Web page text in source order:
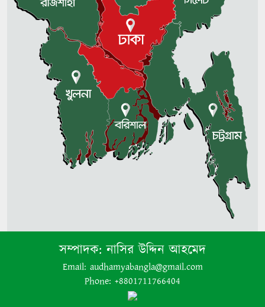
আওয়ামী লীগের প্রতি নমনীয় হওয়ার
সুযোগ নেই: প্রতিমন্ত্রী পুতুল
সম্পাদক:নাসির উদ্দিন আহমেদ
Email: audhamyabangla@gmail.com
Phone: +8801711766404